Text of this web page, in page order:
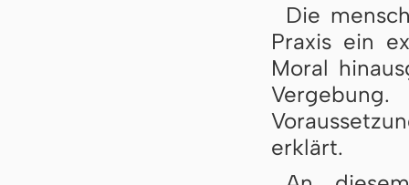
Die
Praxis ein
Moral
erklärt.